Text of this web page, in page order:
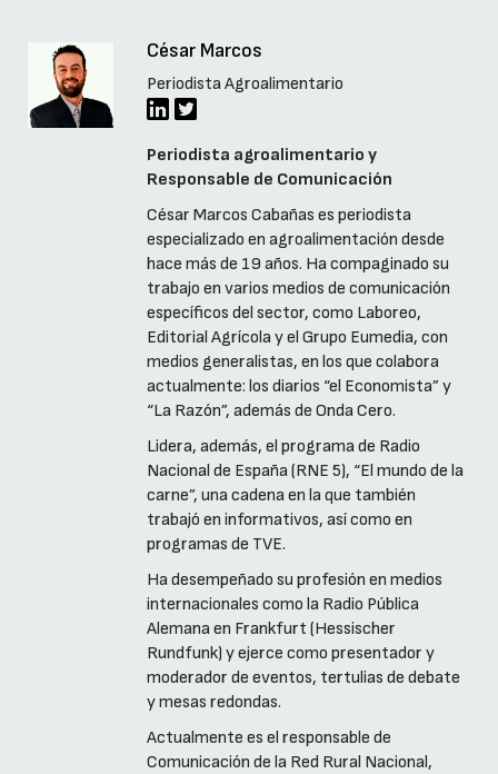
César Marcos
Periodista Agroalimentario
Periodista agroalimentario y
Responsable de Comunicación
César Marcos Cabañas es periodista
especializado en agroalimentación desde
hace más de 19 años. Ha compaginado su
trabajo en varios medios de comunicación
específicos del sector, como Laboreo,
Editorial Agrícola y el Grupo Eumedia, con
medios generalistas, en los que colabora
actualmente: los diarios “el Economista” y
“La Razón”, además de Onda Cero.
Lidera, además, el programa de Radio
Nacional de España (RNE 5), “El mundo de la
carne”, una cadena en la que también
trabajó en informativos, así como en
programas de TVE.
Ha desempeñado su profesión en medios
internacionales como la Radio Pública
Alemana en Frankfurt (Hessischer
Rundfunk) y ejerce como presentador y
moderador de eventos, tertulias de debate
y mesas redondas.
Actualmente es el responsable de
Comunicación de la Red Rural Nacional,